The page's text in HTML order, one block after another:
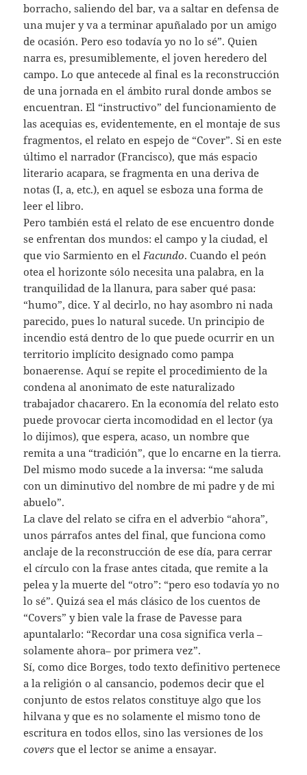
borracho, saliendo del bar, va a saltar en defensa de
una mujer y va a terminar apuñalado por un amigo
de ocasión. Pero eso todavía yo no lo sé”. Quien
narra es, presumiblemente, el joven heredero del
campo. Lo que antecede al final es la reconstrucción
de una jornada en el ámbito rural donde ambos se
encuentran. El “instructivo” del funcionamiento de
las acequias es, evidentemente, en el montaje de sus
fragmentos, el relato en espejo de “Cover”. Si en este
último el narrador (Francisco), que más espacio
literario acapara, se fragmenta en una deriva de
notas (I, a, etc.), en aquel se esboza una forma de
leer el libro.
Pero también está el relato de ese encuentro donde
se enfrentan dos mundos: el campo y la ciudad, el
que vio Sarmiento en el Facundo. Cuando el peón
otea el horizonte sólo necesita una palabra, en la
tranquilidad de la llanura, para saber qué pasa:
“humo”, dice. Y al decirlo, no hay asombro ni nada
parecido, pues lo natural sucede. Un principio de
incendio está dentro de lo que puede ocurrir en un
territorio implícito designado como pampa
bonaerense. Aquí se repite el procedimiento de la
condena al anonimato de este naturalizado
trabajador chacarero. En la economía del relato esto
puede provocar cierta incomodidad en el lector (ya
lo dijimos), que espera, acaso, un nombre que
remita a una “tradición”, que lo encarne en la tierra.
Del mismo modo sucede a la inversa: “me saluda
con un diminutivo del nombre de mi padre y de mi
abuelo”.
La clave del relato se cifra en el adverbio “ahora”,
unos párrafos antes del final, que funciona como
anclaje de la reconstrucción de ese día, para cerrar
el círculo con la frase antes citada, que remite a la
pelea y la muerte del “otro”: “pero eso todavía yo no
lo sé”. Quizá sea el más clásico de los cuentos de
“Covers” y bien vale la frase de Pavesse para
apuntalarlo: “Recordar una cosa significa verla –
solamente ahora– por primera vez”.
Sí, como dice Borges, todo texto definitivo pertenece
a la religión o al cansancio, podemos decir que el
conjunto de estos relatos constituye algo que los
hilvana y que es no solamente el mismo tono de
escritura en todos ellos, sino las versiones de los
covers que el lector se anime a ensayar.